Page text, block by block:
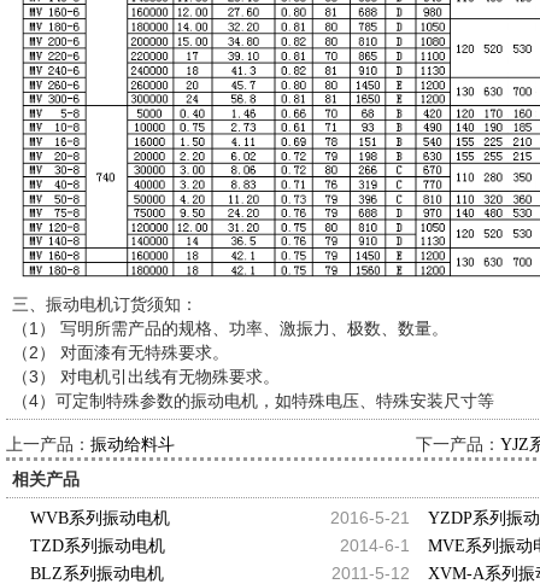
三、振动电机订货须知：
（1） 写明所需产品的规格、功率、激振力、极数、数量。
（2） 对面漆有无特殊要求。
（3） 对电机引出线有无物殊要求。
（4）可定制特殊参数的振动电机，如特殊电压、特殊安装尺寸等
上一产品： 振动给料斗 下一产品： YJZ
相关产品
2016-5-21
WVB系列振动电机 YZDP系列振
2014-6-1
TZD系列振动电机 MVE系列振动
2011-5-12
BLZ系列振动电机 XVM-A系列振